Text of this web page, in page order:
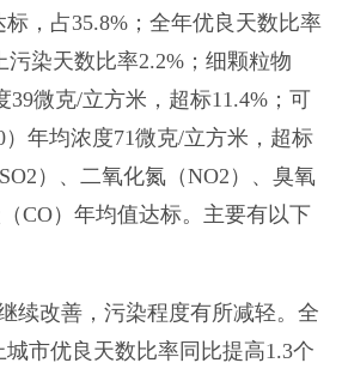
，占35.8%；全年优良天数比率
污染天数比率2.2%；细颗粒物
39微克/立方米，超标11.4%；可
年均浓度71微克/立方米，超标
）、二氧化氮（NO2）、臭氧
（CO）年均值达标。主要有以下
改善，污染程度有所减轻。全
城市优良天数比率同比提高1.3个